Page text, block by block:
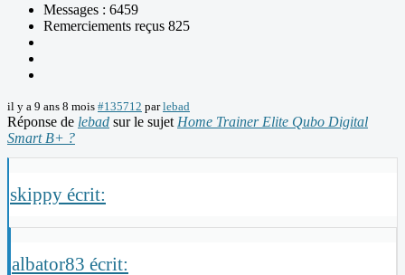
Messages : 6459
Remerciements reçus 825
il y a 9 ans 8 mois #135712 parlebad
Réponse de lebad sur le sujet Home Trainer Elite Qubo Digital
Smart B+ ?
skippy écrit:
albator83 écrit: